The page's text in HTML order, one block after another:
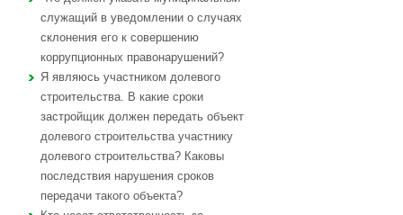
служащий в уведомлении о случаях
склонения его к совершению
коррупционных правонарушений?
Я являюсь участником долевого
строительства. В какие сроки
застройщик должен передать объект
долевого строительства участнику
долевого строительства? Каковы
последствия нарушения сроков
передачи такого объекта?